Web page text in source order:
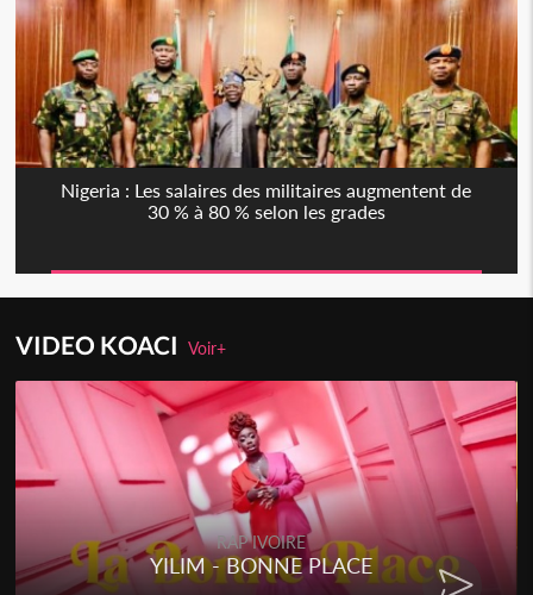
Nigeria : Les salaires des militaires augmentent de
30 % à 80 % selon les grades
VIDEO KOACIVoir+
RAP IVOIRE
YILIM - BONNE PLACE